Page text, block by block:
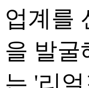
업계를
을 발굴